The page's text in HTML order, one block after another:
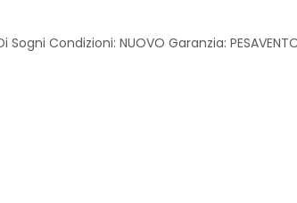
Condizioni: NUOVO Garanzia: